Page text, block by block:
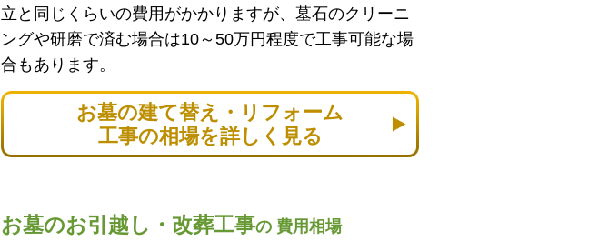
立と同じくらいの費用がかかりますが、墓石のクリーニ
ングや研磨で済む場合は10～50万円程度で工事可能な場
合もあります。
お墓の建て替え・リフォーム
工事の相場を詳しく見る
お墓のお引越し・改葬工事の 費用相場